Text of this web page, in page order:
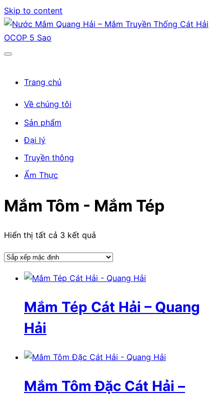
Skip to content
Trang chủ
Về chúng tôi
Sản phẩm
Đại lý
Truyền thông
Ẩm Thực
Mắm Tôm - Mắm Tép
Hiển thị tất cả 3 kết quả
Mắm Tép Cát Hải – Quang
Hải
Mắm Tôm Đặc Cát Hải –